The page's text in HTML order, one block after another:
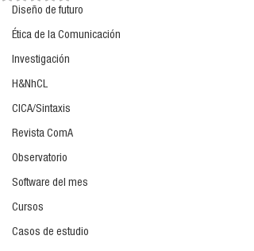
Diseño de futuro
Ética de la Comunicación
Investigación
H&NhCL
CICA/Sintaxis
Revista ComA
Observatorio
Software del mes
Cursos
Casos de estudio